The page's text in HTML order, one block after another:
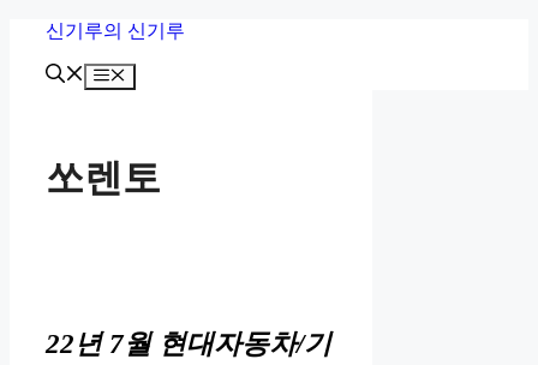
content
신기루의 신기루
Menu
쏘렌토
22년 7월 현대자동차/기